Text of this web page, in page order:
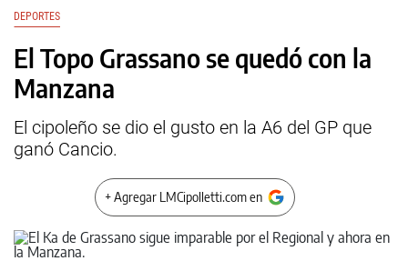
DEPORTES
El Topo Grassano se quedó con la
Manzana
El cipoleño se dio el gusto en la A6 del GP que
ganó Cancio.
+ Agregar LMCipolletti.com en